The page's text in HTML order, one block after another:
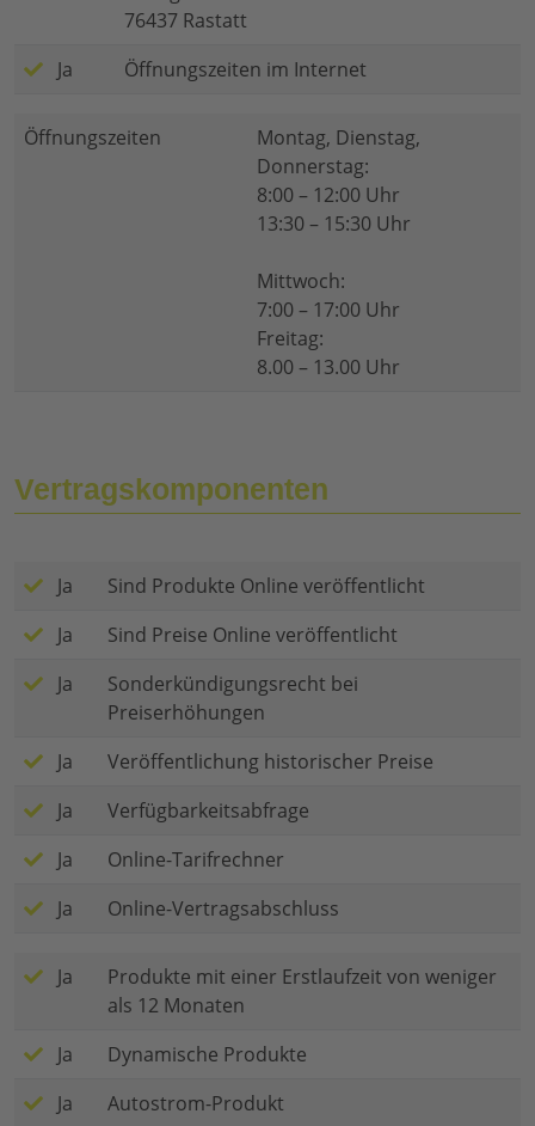
76437 Rastatt
Ja
Öffnungszeiten im Internet
Öffnungszeiten
Montag, Dienstag,
Donnerstag:
8:00 – 12:00 Uhr
13:30 – 15:30 Uhr
Mittwoch:
7:00 – 17:00 Uhr
Freitag:
8.00 – 13.00 Uhr
Vertragskomponenten
Ja
Sind Produkte Online veröffentlicht
Ja
Sind Preise Online veröffentlicht
Ja
Sonderkündigungsrecht bei
Preiserhöhungen
Ja
Veröffentlichung historischer Preise
Ja
Verfügbarkeitsabfrage
Ja
Online-Tarifrechner
Ja
Online-Vertragsabschluss
Ja
Produkte mit einer Erstlaufzeit von weniger
als 12 Monaten
Ja
Dynamische Produkte
Ja
Autostrom-Produkt